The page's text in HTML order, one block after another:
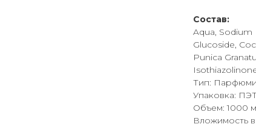
Состав:
Aqua, Sodium
Glucoside,
Punica
Тип:
Упаковка:
Объем: 1000
Вложимость